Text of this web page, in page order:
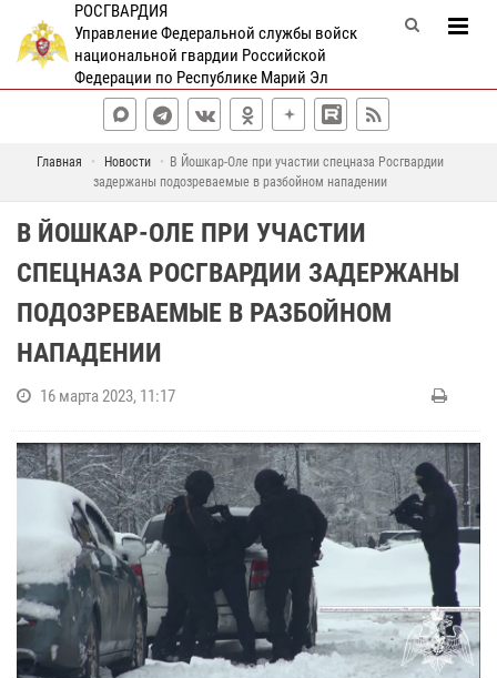
РОСГВАРДИЯ
Управление Федеральной службы войск
национальной гвардии Российской
Федерации по Республике Марий Эл
Главная Новости
В Йошкар-Оле при участии спецназа Росгвардии
задержаны подозреваемые в разбойном нападении
В ЙОШКАР-ОЛЕ ПРИ УЧАСТИИ
СПЕЦНАЗА РОСГВАРДИИ ЗАДЕРЖАНЫ
ПОДОЗРЕВАЕМЫЕ В РАЗБОЙНОМ
НАПАДЕНИИ
16 марта 2023, 11:17